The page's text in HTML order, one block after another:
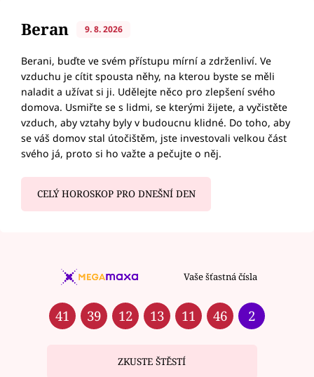
Beran 9. 8. 2026
Berani, buďte ve svém přístupu mírní a zdrženliví. Ve
vzduchu je cítit spousta něhy, na kterou byste se měli
naladit a užívat si ji. Udělejte něco pro zlepšení svého
domova. Usmiřte se s lidmi, se kterými žijete, a vyčistěte
vzduch, aby vztahy byly v budoucnu klidné. Do toho, aby
se váš domov stal útočištěm, jste investovali velkou část
svého já, proto si ho važte a pečujte o něj.
CELÝ HOROSKOP PRO DNEŠNÍ DEN
Vaše šťastná čísla
41 39 12 13 11 46 2
ZKUSTE ŠTĚSTÍ